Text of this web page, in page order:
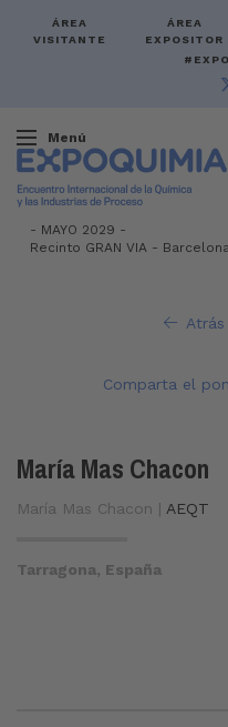
ÁREA
VISITANTE
ÁREA
EXPOSITOR
Menú
- MAYO 2029 -
Recinto GRAN VIA -
Atrás
Comparta el
María Mas Chacon
María Mas Chacon | AEQT
Tarragona, España